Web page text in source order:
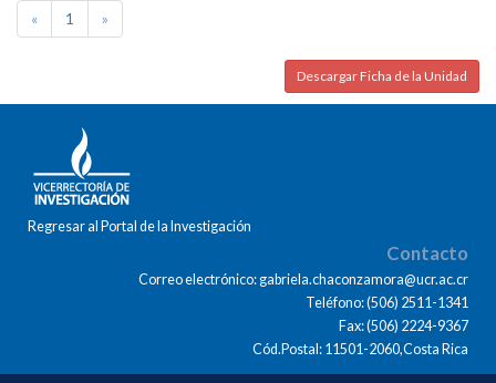
« 1 »
Descargar Ficha de la Unidad
Regresar al Portal de la Investigación
Contacto
Correo electrónico: gabriela.chaconzamora@ucr.ac.cr
Teléfono: (506) 2511-1341
Fax: (506) 2224-9367
Cód.Postal: 11501-2060,Costa Rica